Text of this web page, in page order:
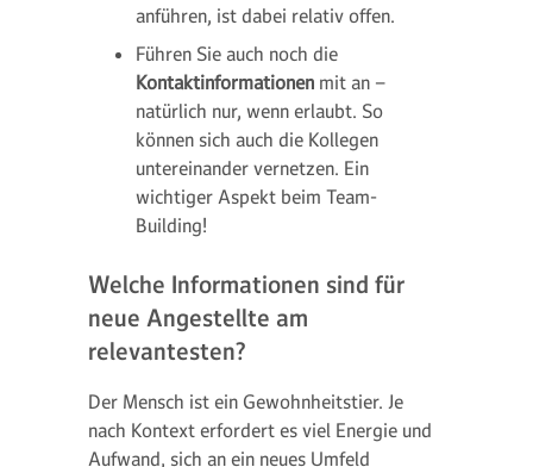
anführen, ist dabei relativ offen.
Führen Sie auch noch die
Kontaktinformationen mit an –
natürlich nur, wenn erlaubt. So
können sich auch die Kollegen
untereinander vernetzen. Ein
wichtiger Aspekt beim Team-
Building!
Welche Informationen sind für
neue Angestellte am
relevantesten?
Der Mensch ist ein Gewohnheitstier. Je
nach Kontext erfordert es viel Energie und
Aufwand, sich an ein neues Umfeld